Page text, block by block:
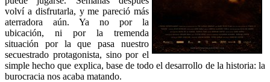
volví a disfrutarla, y me pareció más
aterradora aún. Ya no por la
ubicación, ni por la tremenda
situación por la que pasa nuestro
secuestrado protagonista, sino por el
simple hecho que explica, base de todo el desarrollo de la historia: la
burocracia nos acaba matando.